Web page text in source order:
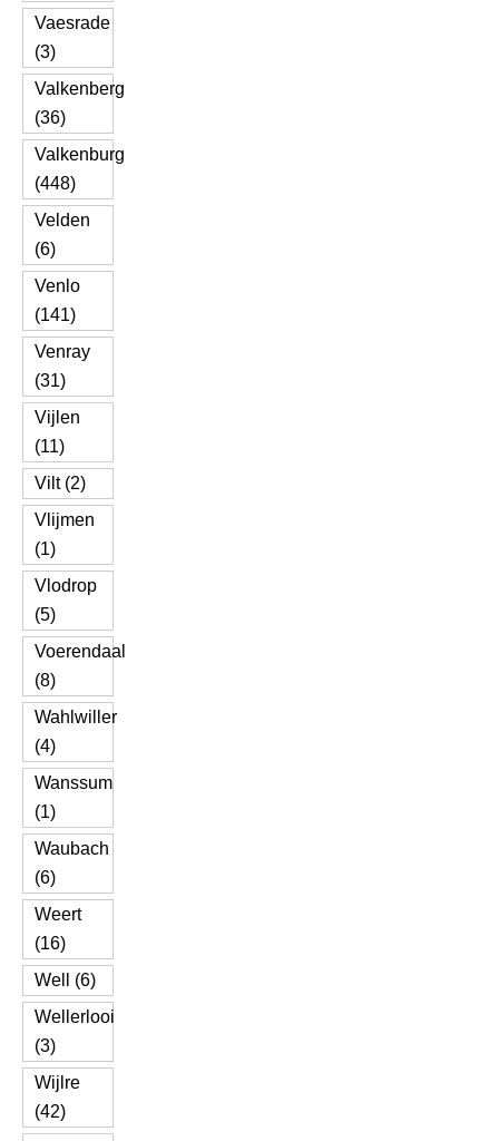
Vaesrade
(3)
Valkenberg
(36)
Valkenburg
(448)
Velden
(6)
Venlo
(141)
Venray
(31)
Vijlen
(11)
Vilt (2)
Vlijmen
(1)
Vlodrop
(5)
Voerendaal
(8)
Wahlwiller
(4)
Wanssum
(1)
Waubach
(6)
Weert
(16)
Well (6)
Wellerlooi
(3)
Wijlre
(42)